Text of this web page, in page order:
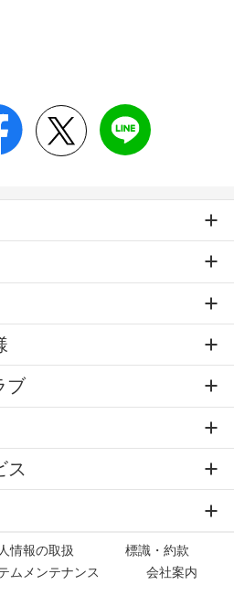
ブ
ス
情報の取扱
標識・約款
ムメンテナンス 会社案内